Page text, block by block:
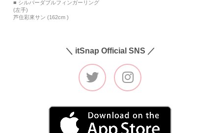
■ シルバーダブルフィンガーリング
(左手)
芦住彩來サン (162cm )
＼ itSnap Official SNS ／